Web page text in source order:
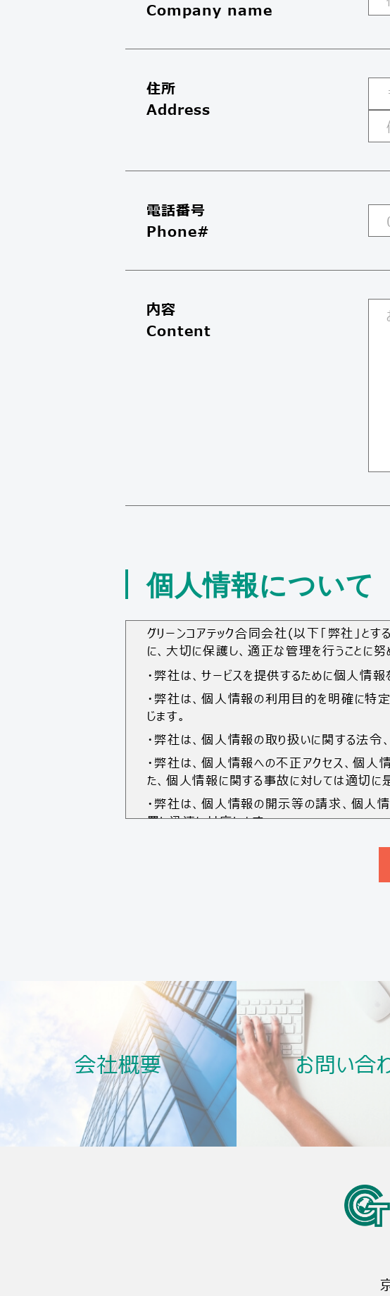
Company name
住所
Address
電話番号
Phone#
内容
Content
個人情報について
グリーンコアテック合同会社(以下「弊社」と
に、大切に保護し、適正な管理を行うことに努
・弊社は、サービスを提供するために個人情報
・弊社は、個人情報の利用目的を明確に特
じます。
・弊社は、個人情報の取り扱いに関する法令
・弊社は、個人情報への不正アクセス、個人
た、個人情報に関する事故に対しては適切に
・弊社は、個人情報の開示等の請求、個人
置し迅速に対応します。
・弊社は、個人情報保護マネジメントシステ
・商品やサービスの開発及び品質向上
2.開示対象個人情報の取扱いに関するお問
〒602-0853 京都市上京区宮垣町91-
Tel:075-600-2795
個人情報保護 担当者
会社概要 お問い合